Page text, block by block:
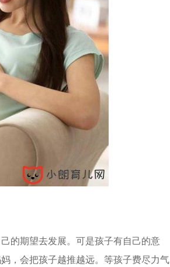
的期望去发展。可是孩子有自己的意
，会把孩子越推越远。等孩子费尽力气